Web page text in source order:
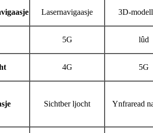
Lasernavigaasje 3D-
5G lûd
4G 5G
Sichtber ljocht Ynfraread